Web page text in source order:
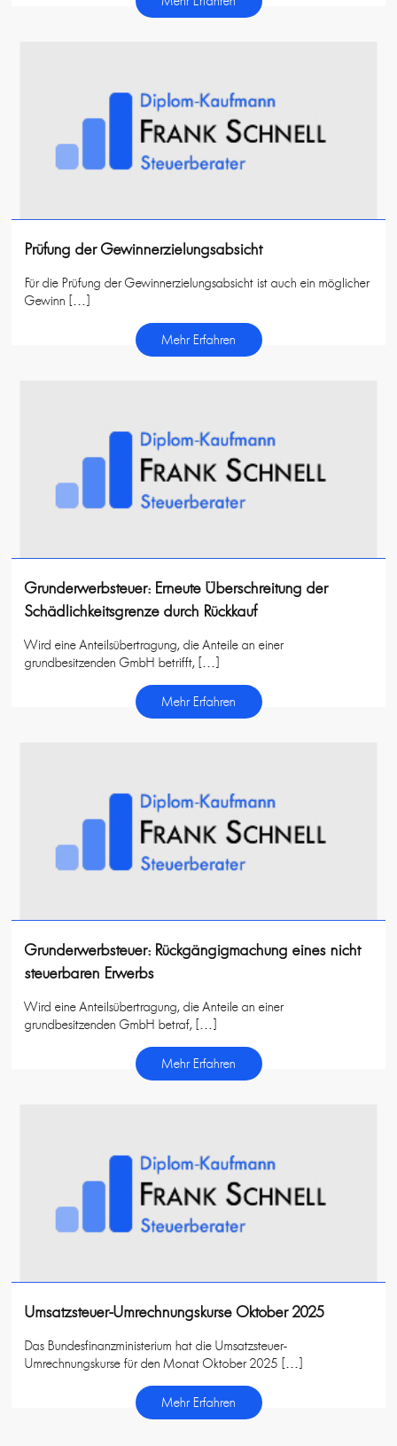
Prüfung der Gewinnerzielungsabsicht
Für die Prüfung der Gewinnerzielungsabsicht ist auch ein möglicher
Gewinn […]
Mehr Erfahren
Grunderwerbsteuer: Erneute Überschreitung der
Schädlichkeitsgrenze durch Rückkauf
Wird eine Anteilsübertragung, die Anteile an einer
grundbesitzenden GmbH betrifft, […]
Mehr Erfahren
Grunderwerbsteuer: Rückgängigmachung eines nicht
steuerbaren Erwerbs
Wird eine Anteilsübertragung, die Anteile an einer
grundbesitzenden GmbH betraf, […]
Mehr Erfahren
Umsatzsteuer-Umrechnungskurse Oktober 2025
Das Bundesfinanzministerium hat die Umsatzsteuer-
Umrechnungskurse für den Monat Oktober 2025 […]
Mehr Erfahren